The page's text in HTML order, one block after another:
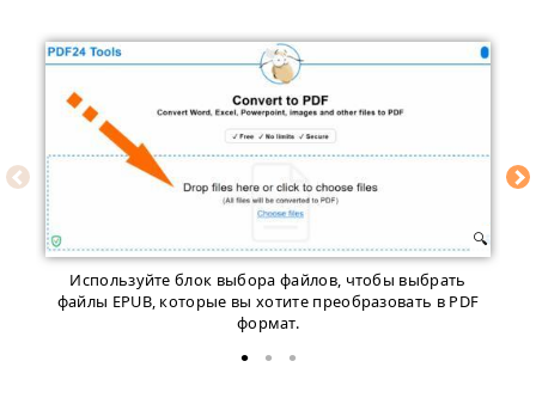
Используйте блок выбора файлов, чтобы выбрать
файлы EPUB, которые вы хотите преобразовать в PDF
формат.